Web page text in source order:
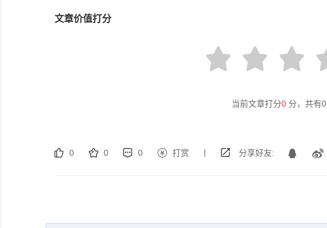
文章价值打分
当前文章打分0 分，共有0
0 0 0 打赏 | 分享好友: